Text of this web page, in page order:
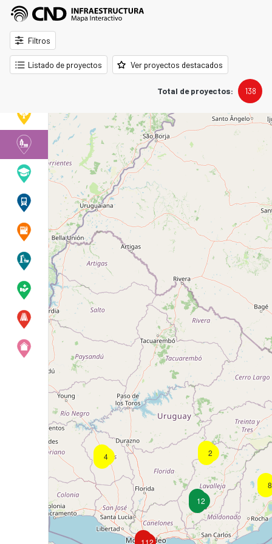
Pasar al contenido principal
Filtros
Listado de proyectos Ver proyectos destacados
Total de proyectos: 138
4 2
8
12
112